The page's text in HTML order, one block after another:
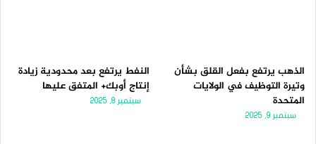
الذهب يرتفع بفعل القلق بشأن
وتيرة التوظيف في الولايات
المتحدة
سبتمبر 9, 2025
النفط يرتفع بعد محدودية زيادة
إنتاج أوبك+ المتفق عليها
سبتمبر 8, 2025